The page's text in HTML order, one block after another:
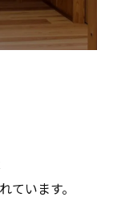
ています。